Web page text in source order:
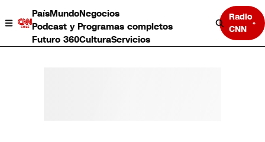
PaísMundoNegocios
Podcast y Programas completos
Futuro 360CulturaServicios
Radio
CNN